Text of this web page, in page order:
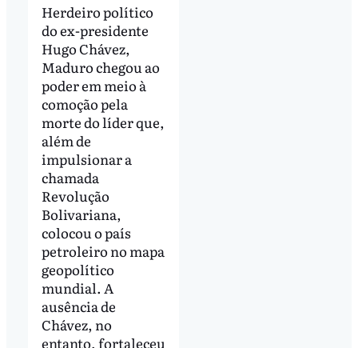
Herdeiro político
do ex-presidente
Hugo Chávez,
Maduro chegou ao
poder em meio à
comoção pela
morte do líder que,
além de
impulsionar a
chamada
Revolução
Bolivariana,
colocou o país
petroleiro no mapa
geopolítico
mundial. A
ausência de
Chávez, no
entanto, fortaleceu